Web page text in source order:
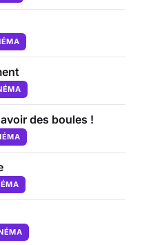
des boules !